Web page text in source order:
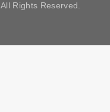
All Rights Reserved.